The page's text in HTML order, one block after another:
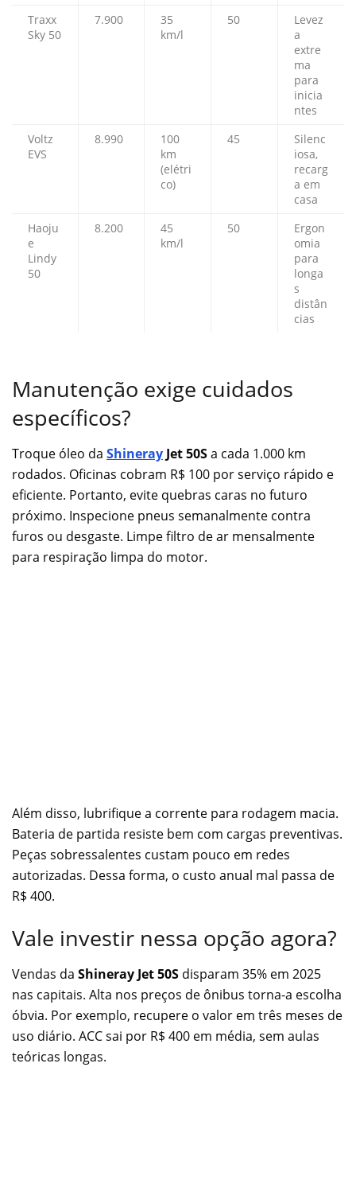
Traxx
Sky 50
7.900
35
km/l
50
Levez
a
extre
ma
para
inicia
ntes
Voltz
EVS
8.990
100
km
(elétri
co)
45
Silenc
iosa,
recarg
a em
casa
Haoju
e
Lindy
50
8.200
45
km/l
50
Ergon
omia
para
longa
s
distân
cias
Manutenção exige cuidados
específicos?
Troque óleo da Shineray Jet 50Sa cada 1.000 km
rodados. Oficinas cobram R$ 100 por serviço rápido e
eficiente. Portanto, evite quebras caras no futuro
próximo. Inspecione pneus semanalmente contra
furos ou desgaste. Limpe filtro de ar mensalmente
para respiração limpa do motor.
Além disso, lubrifique a corrente para rodagem macia.
Bateria de partida resiste bem com cargas preventivas.
Peças sobressalentes custam pouco em redes
autorizadas. Dessa forma, o custo anual mal passa de
R$ 400.
Vale investir nessa opção agora?
Vendas da Shineray Jet 50S disparam 35% em 2025
nas capitais. Alta nos preços de ônibus torna-a escolha
óbvia. Por exemplo, recupere o valor em três meses de
uso diário. ACC sai por R$ 400 em média, sem aulas
teóricas longas.